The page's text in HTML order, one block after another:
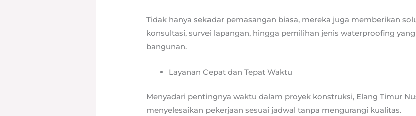
Tidak hanya sekadar pemasangan biasa, mereka juga memberikan
konsultasi, survei lapangan, hingga pemilihan jenis waterproofing
bangunan.
Layanan Cepat dan Tepat Waktu
Menyadari pentingnya waktu dalam proyek konstruksi, Elang Timur
menyelesaikan pekerjaan sesuai jadwal tanpa mengurangi kualitas.